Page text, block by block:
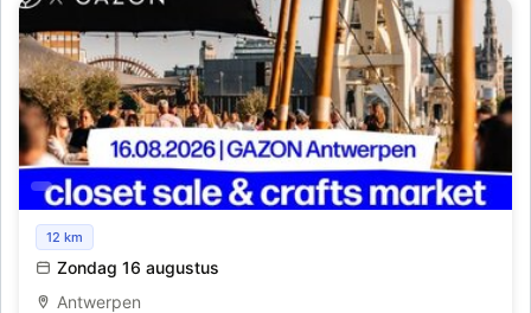
Veelteveel x Gazon Antwerpen | closet sale & crafts
12 km
Zondag 16 augustus
Antwerpen